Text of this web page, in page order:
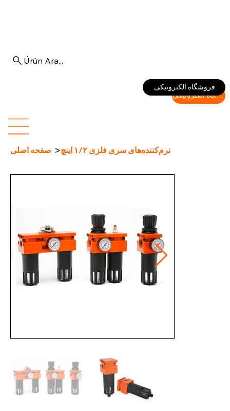
فروشگاه الکترونیکی
فروشگاه الکترونیکی
Ürün Ara...
صفحه اصلی > نرم‌کننده‌های سری فلزی ۱/۲ اینچ